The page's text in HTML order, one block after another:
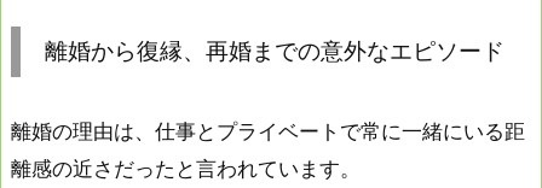
離婚から復縁、再婚までの意外なエピソード
離婚の理由は、仕事とプライベートで常に一緒にいる距
離感の近さだったと言われています。